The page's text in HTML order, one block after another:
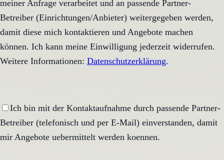
meiner Anfrage verarbeitet und an passende Partner-
Betreiber (Einrichtungen/Anbieter) weitergegeben werden,
damit diese mich kontaktieren und Angebote machen
können. Ich kann meine Einwilligung jederzeit widerrufen.
Weitere Informationen: Datenschutzerklärung.
Ich bin mit der Kontaktaufnahme durch passende Partner-
Betreiber (telefonisch und per E-Mail) einverstanden, damit
mir Angebote uebermittelt werden koennen.